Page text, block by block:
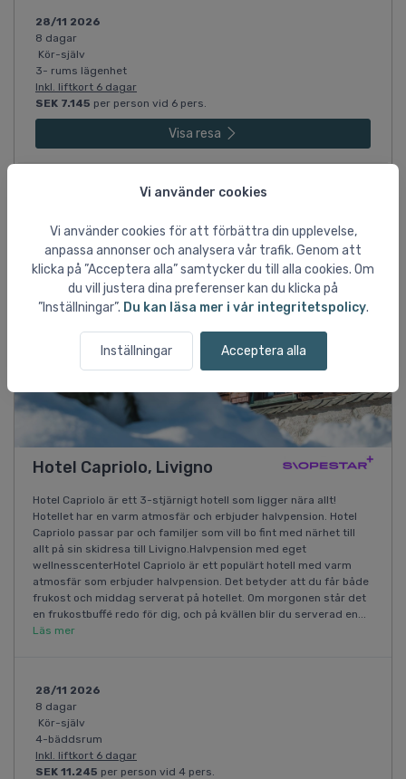
Vi använder cookies
Vi använder cookies för att förbättra din upplevelse,
anpassa annonser och analysera vår trafik. Genom att
klicka på ”Acceptera alla” samtycker du till alla cookies. Om
du vill justera dina preferenser kan du klicka på
”Inställningar”. Du kan läsa mer i vår integritetspolicy.
Inställningar Acceptera alla
28/11 2026
8 dagar
Kör-själv
3- rums lägenhet
Inkl. liftkort 6 dagar
SEK 7.145 per person vid 6 pers.
Visa resa
Hotel Capriolo, Livigno
Hotel Capriolo är ett 3-stjärnigt hotell som ligger nära allt!
Hotellet har en varm atmosfär och erbjuder halvpension. Hotel
Capriolo passar par och familjer som vill bo fint med närhet till
allt på sin skidresa till Livigno.Halvpension med eget
wellnesscenterHotel Capriolo är ett populärt hotell med varm
atmosfär som erbjuder halvpension. Det betyder att du får både
frukost och middag serverat på hotellet. Om morgonen står det
en frukostbuffé redo för dig, och på kvällen blir du serverad en...
Läs mer
28/11 2026
8 dagar
Kör-själv
4-bäddsrum
Inkl. liftkort 6 dagar
SEK 11.245 per person vid 4 pers.